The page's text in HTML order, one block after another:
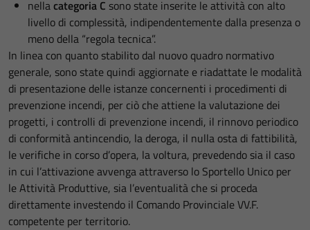
nellacategoria C sono state inserite le attività con alto
livello di complessità, indipendentemente dalla presenza o
meno della “regola tecnica”.
In linea con quanto stabilito dal nuovo quadro normativo
generale, sono state quindi aggiornate e riadattate le modalità
di presentazione delle istanze concernenti i procedimenti di
prevenzione incendi, per ciò che attiene la valutazione dei
progetti, i controlli di prevenzione incendi, il rinnovo periodico
di conformità antincendio, la deroga, il nulla osta di fattibilità,
le verifiche in corso d’opera, la voltura, prevedendo sia il caso
in cui l’attivazione avvenga attraverso lo Sportello Unico per
le Attività Produttive, sia l’eventualità che si proceda
direttamente investendo il Comando Provinciale VV.F.
competente per territorio.